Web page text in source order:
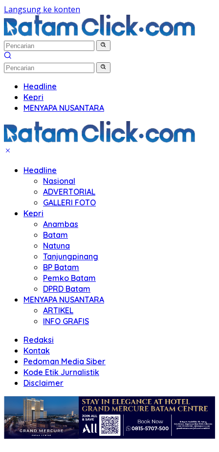
Langsung ke konten
Headline
Kepri
MENYAPA NUSANTARA
Headline
Nasional
ADVERTORIAL
GALLERI FOTO
Kepri
Anambas
Batam
Natuna
Tanjungpinang
BP Batam
Pemko Batam
DPRD Batam
MENYAPA NUSANTARA
ARTIKEL
INFO GRAFIS
Redaksi
Kontak
Pedoman Media Siber
Kode Etik Jurnalistik
Disclaimer